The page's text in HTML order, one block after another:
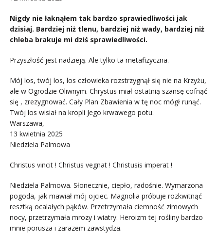
Nigdy nie łaknąłem tak bardzo sprawiedliwości jak
dzisiaj. Bardziej niż tlenu, bardziej niż wady, bardziej niż
chleba brakuje mi dziś sprawiedliwości.
Przyszłość jest nadzieją. Ale tylko ta metafizyczna.
Mój los, twój los, los człowieka rozstrzygnął się nie na Krzyżu,
ale w Ogrodzie Oliwnym. Chrystus miał ostatnią szansę cofnąć
się , zrezygnować. Cały Plan Zbawienia w tę noc mógł runąć.
Twój los wisiał na kropli Jego krwawego potu.
Warszawa,
13 kwietnia 2025
Niedziela Palmowa
Christus vincit ! Christus vegnat ! Christusis imperat !
Niedziela Palmowa. Słonecznie, ciepło, radośnie. Wymarzona
pogoda, jak mawiał mój ojciec. Magnolia próbuje rozkwitnąć
resztką ocalałych pąków. Przetrzymała ciemność zimowych
nocy, przetrzymała mrozy i wiatry. Heroizm tej rośliny bardzo
mnie porusza i zarazem zawstydza.